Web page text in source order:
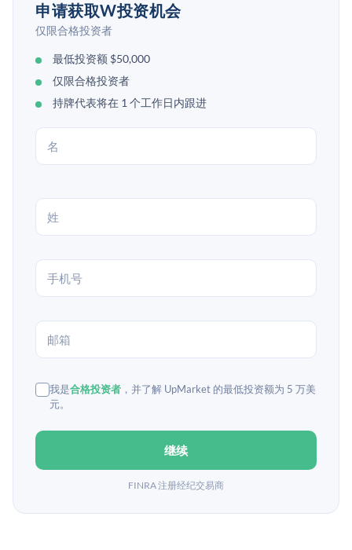
申请获取W投资机会
仅限合格投资者
最低投资额 $50,000
仅限合格投资者
持牌代表将在 1 个工作日内跟进
我是合格投资者 ，并了解 UpMarket 的最低投资额为 5 万美
元。
继续
FINRA 注册经纪交易商